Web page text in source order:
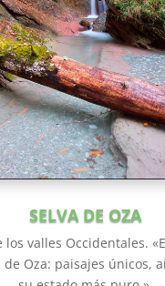
SELVA DE OZA
valles Occidentales.
Oza: paisajes únicos,